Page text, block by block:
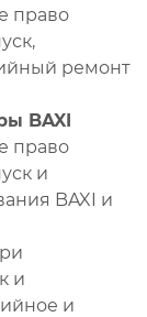
право
ремонт
BAXI
право
и
BAXI и
и
и